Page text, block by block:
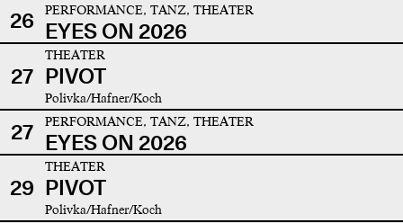
26
PERFORMANCE, TANZ, THEATER
EYES ON 2026
27
THEATER
PIVOT
Polivka/Hafner/Koch
27 PERFORMANCE, TANZ, THEATER
EYES ON 2026
29
THEATER
PIVOT
Polivka/Hafner/Koch